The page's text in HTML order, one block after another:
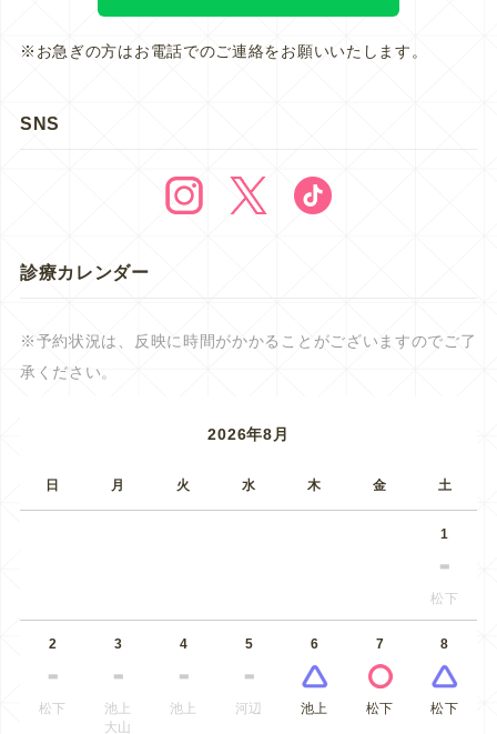
※お急ぎの方はお電話でのご連絡をお願いいたします。
SNS
診療カレンダー
※予約状況は、反映に時間がかかることがございますのでご了
承ください。
2026年8月
日 月 火 水 木 金 土
1
松下
2
松下
3
池上
大山
4
池上
5
河辺
6
池上
7
松下
8
松下